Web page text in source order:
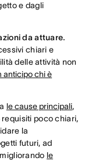
e dagli
da attuare.
chiari e
delle attività non
anticipo chi è
le cause principali,
poco chiari,
la
futuri, ad
le